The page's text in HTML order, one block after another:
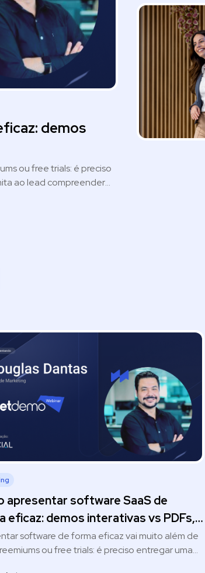
demos
ou free trials: é preciso
ao lead compreender
de vendas. Além
apresentar software SaaS de
eficaz: demos interativas vs PDFs,
e free trials
software de forma eficaz vai muito além de
ou free trials: é preciso entregar uma